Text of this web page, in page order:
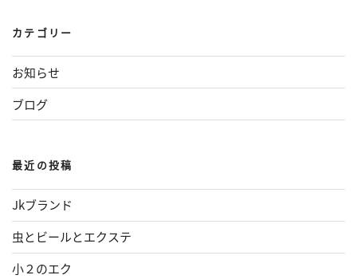
ン
カテゴリー
お知らせ
ブログ
最近の投稿
Jkブランド
虫とビールとエクステ
小２のエク